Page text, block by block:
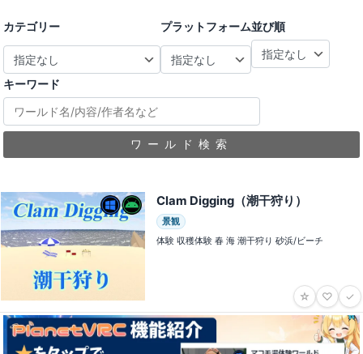
カテゴリー プラットフォーム並び順
キーワード
ワールド検索
Clam Digging（潮干狩り）
景観
体験 収穫体験 春 海 潮干狩り 砂浜/ビーチ
☆ ♡ ✓